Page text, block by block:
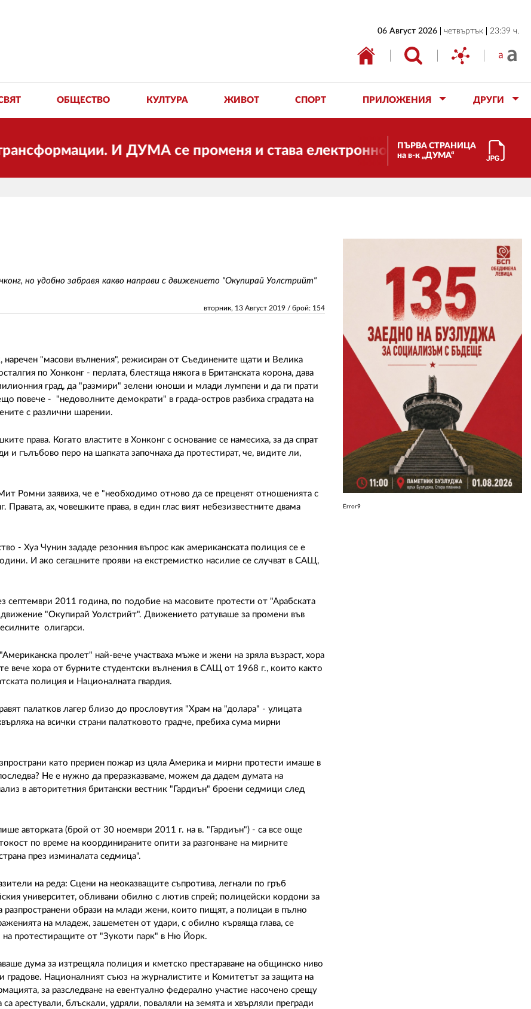
06 Август 2026 четвъртък 23:39 ч.
ОБЩЕСТВО КУЛТУРА ЖИВОТ СПОРТ ПРИЛОЖЕНИЯ ДРУГИ
И ДУМА се променя и става електронно издание, но ще продължи
ПЪРВА СТРАНИЦА
на в-к „ДУМА“
но удобно забравя какво направи с движението "Окупирай Уолстрийт"
вторник, 13 Август 2019 / брой: 154
"масови вълнения", режисиран от Съединените щати и Велика
по Хонконг - перлата, блестяща някога в Британската корона, дава
град, да "размири" зелени юноши и млади лумпени и да ги прати
повече - "недоволните демократи" в града-остров разбиха сградата на
с различни шарении.
права. Когато властите в Хонконг с основание се намесиха, за да спрат
гълъбово перо на шапката започнаха да протестират, че, видите ли,
Ромни заявиха, че е "необходимо отново да се преценят отношенията с
ах, човешките права, в един глас вият небезизвестните двама
- Хуа Чунин зададе резонния въпрос как американската полиция се е
И ако сегашните прояви на екстремистко насилие се случват в САЩ,
2011 година, по подобие на масовите протести от "Арабската
"Окупирай Уолстрийт". Движението ратуваше за промени във
олигарси.
пролет" най-вече участваха мъже и жени на зряла възраст, хора
вече хора от бурните студентски вълнения в САЩ от 1968 г., които както
полиция и Националната гвардия.
палатков лагер близо до прословутия "Храм на "долара" - улицата
на всички страни палатковото градче, пребиха сума мирни
като прериен пожар из цяла Америка и мирни протести имаше в
Не е нужно да преразказваме, можем да дадем думата на
в авторитетния британски вестник "Гардиън" броени седмици след
авторката (брой от 30 ноември 2011 г. на в. "Гардиън") - са все още
по време на координираните опити за разгонване на мирните
през изминалата седмица".
на реда: Сцени на неоказващите съпротива, легнали по гръб
университет, обливани обилно с лютив спрей; полицейски кордони за
образи на млади жени, които пищят, а полицаи в пълно
на младеж, зашеметен от удари, с обилно кървяща глава, се
на протестиращите от "Зукоти парк" в Ню Йорк.
дума за изтрещяла полиция и кметско престараване на общинско ниво
градове. Националният съюз на журналистите и Комитетът за защита на
за разследване на евентуално федерално участие насочено срещу
арестували, блъскали, удряли, поваляли на земята и хвърляли прегради
Error9
ИКОНОМИКА
ОБЩЕСТВО
АВТОРИ
РЕДАКЦИЯ
РЕКЛАМА
АБОНАМЕНТ
УСЛОВИЯ ЗА ПОЛЗВАНЕ
ПОЛИТИКА ЗА БИСКВИТКИТЕ
ПОЛИТИКАТА ЗА